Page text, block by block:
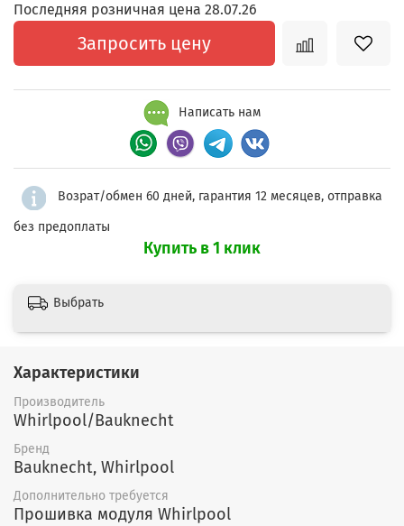
Последняя розничная цена 28.07.26
Запросить цену
Написать нам
Возрат/обмен 60 дней, гарантия 12 месяцев, отправка
без предоплаты
Купить в 1 клик
Выбрать
Характеристики
Производитель
Whirlpool/Bauknecht
Бренд
Bauknecht, Whirlpool
Дополнительно требуется
Прошивка модуля Whirlpool